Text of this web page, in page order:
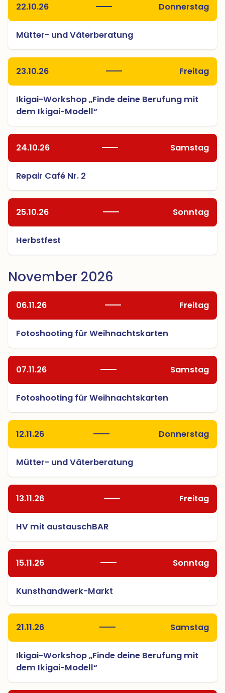
22.10.26 Donnerstag
Mütter- und Väterberatung
23.10.26 Freitag
Ikigai-Workshop „Finde deine Berufung mit
dem Ikigai-Modell“
24.10.26 Samstag
Repair Café Nr. 2
25.10.26 Sonntag
Herbstfest
November 2026
06.11.26 Freitag
Fotoshooting für Weihnachtskarten
07.11.26 Samstag
Fotoshooting für Weihnachtskarten
12.11.26 Donnerstag
Mütter- und Väterberatung
13.11.26 Freitag
HV mit austauschBAR
15.11.26 Sonntag
Kunsthandwerk-Markt
21.11.26 Samstag
Ikigai-Workshop „Finde deine Berufung mit
dem Ikigai-Modell“